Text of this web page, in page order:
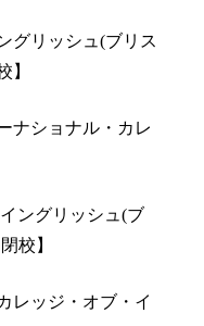
グリッシュ(ブリス
】
ナショナル・カレ
ングリッシュ(ブ
校】
レッジ・オブ・イ